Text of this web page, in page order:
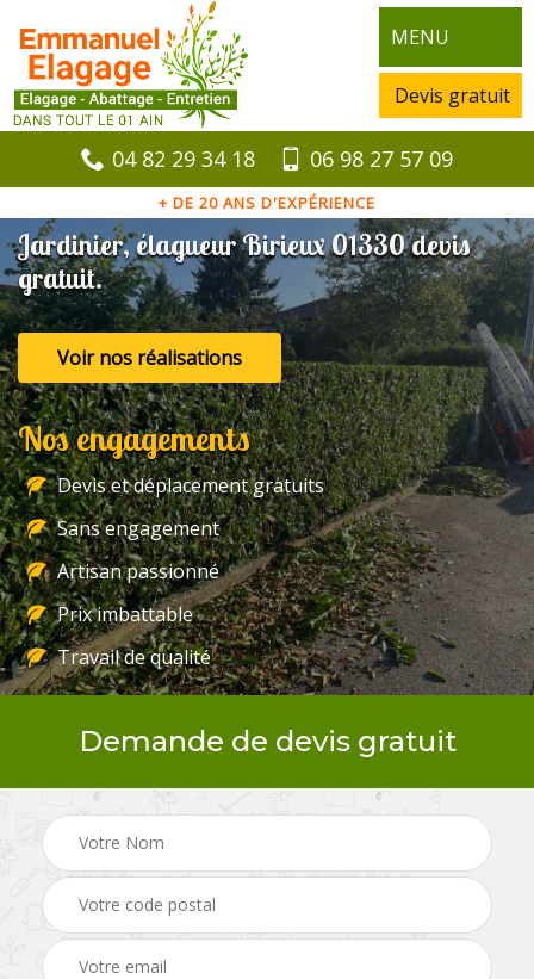
MENU
Devis gratuit
04 82 29 34 18 06 98 27 57 09
+ DE 20 ANS D'EXPÉRIENCE
Jardinier, élagueur Birieux 01330 devis
gratuit.
Voir nos réalisations
Nos engagements
Devis et déplacement gratuits
Sans engagement
Artisan passionné
Prix imbattable
Travail de qualité
Demande de devis gratuit